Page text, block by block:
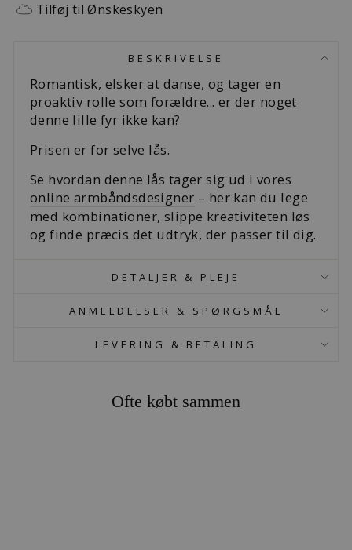
Tilføj til Ønskeskyen
BESKRIVELSE
Romantisk, elsker at danse, og tager en
proaktiv rolle som forældre... er der noget
denne lille fyr ikke kan?
Prisen er for selve lås.
Se hvordan denne lås tager sig ud i vores
online armbåndsdesigner – her kan du lege
med kombinationer, slippe kreativiteten løs
og finde præcis det udtryk, der passer til dig.
DETALJER & PLEJE
ANMELDELSER & SPØRGSMÅL
LEVERING & BETALING
Ofte købt sammen